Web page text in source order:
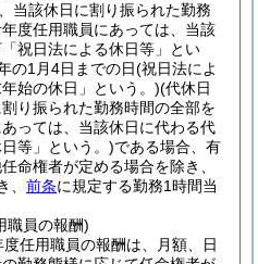
当該休日に割り振られた勤務
度任用職員にあっては、当該
祝日法による休日等」とい
の1月4日までの日(祝日法によ
始の休日」という。)(代休日
り振られた勤務時間の全部を
っては、当該休日に代わる代
等」という。)である場合、有
命権者が定める場合を除き、
、 前条に規定する勤務1時間当
職員の報酬)
任用職員の報酬は、月額、日